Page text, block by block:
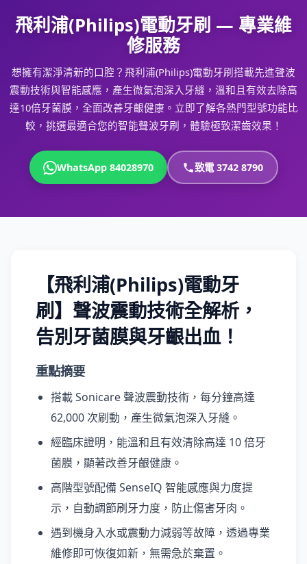
飛利浦(Philips)電動牙刷 — 專業維
修服務
想擁有潔淨清新的口腔？飛利浦(Philips)電動牙刷搭載先進聲波
震動技術與智能感應，產生微氣泡深入牙縫，溫和且有效去除高
達10倍牙菌膜，全面改善牙齦健康。立即了解各熱門型號功能比
較，挑選最適合您的智能聲波牙刷，體驗極致潔齒效果！
WhatsApp 84028970 致電 3742 8790
【飛利浦(Philips)電動牙
刷】聲波震動技術全解析，
告別牙菌膜與牙齦出血！
重點摘要
搭載 Sonicare 聲波震動技術，每分鐘高達
62,000 次刷動，產生微氣泡深入牙縫。
經臨床證明，能溫和且有效清除高達 10 倍牙
菌膜，顯著改善牙齦健康。
高階型號配備 SenseIQ 智能感應與力度提
示，自動調節刷牙力度，防止傷害牙肉。
遇到機身入水或震動力減弱等故障，透過專業
維修即可恢復如新，無需急於棄置。